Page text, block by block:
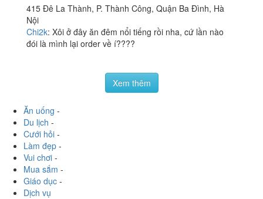
415 Đê La Thành, P. Thành Công, Quận Ba Đình, Hà
Nội
Chi2k: Xôi ở đây ăn đêm nổi tiếng rồi nha, cứ lần nào
đói là mình lại order về í????
Xem thêm
Ăn uống -
Du lịch -
Cưới hỏi -
Làm đẹp -
Vui chơi -
Mua sắm -
Giáo dục -
Dịch vụ